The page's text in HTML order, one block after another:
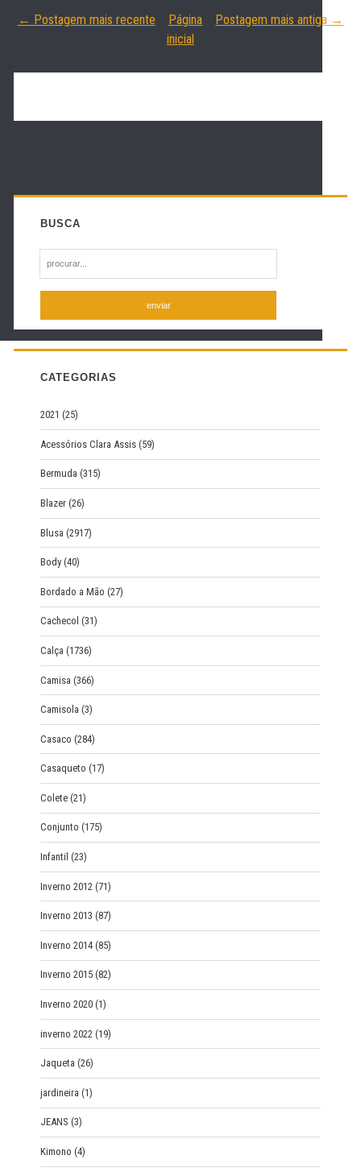
← Postagem mais recente Postagem mais antiga →
Página
inicial
BUSCA
e
h
f
r
:
CATEGORIAS
2021 (25)
Acessórios Clara Assis (59)
Bermuda (315)
Blazer (26)
Blusa (2917)
Body (40)
Bordado a Mão (27)
Cachecol (31)
Calça (1736)
Camisa (366)
Camisola (3)
Casaco (284)
Casaqueto (17)
Colete (21)
Conjunto (175)
Infantil (23)
Inverno 2012 (71)
Inverno 2013 (87)
Inverno 2014 (85)
Inverno 2015 (82)
Inverno 2020 (1)
inverno 2022 (19)
Jaqueta (26)
jardineira (1)
JEANS (3)
Kimono (4)